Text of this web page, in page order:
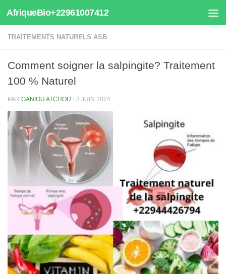
Au dessous du contenu
AfriqueBio+22961007412
TRAITEMENTS NATURELS ASB
Comment soigner la salpingite? Traitement
100 % Naturel
PAR GANIOU ATCHOU · 3 JUIN 2024